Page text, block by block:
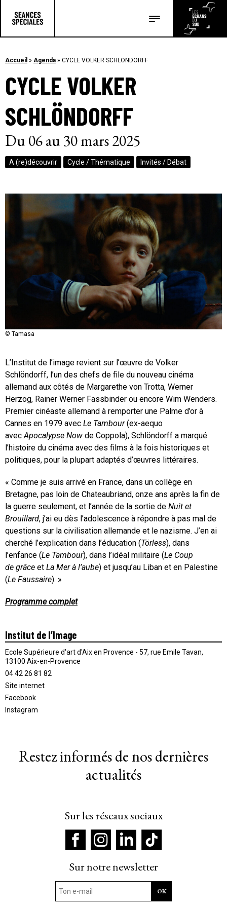
Les articles
Accueil » Agenda » CYCLE VOLKER SCHLÖNDORFF
CYCLE VOLKER
SCHLÖNDORFF
Du 06 au 30 mars 2025
A (re)découvrir Cycle / Thématique Invités / Débat
© Tamasa
© Tamasa
L’Institut de l’image revient sur l’œuvre de Volker
Schlöndorff, l’un des chefs de file du nouveau cinéma
allemand aux côtés de Margarethe von Trotta, Werner
Herzog, Rainer Werner Fassbinder ou encore Wim Wenders.
Premier cinéaste allemand à remporter une Palme d’or à
Cannes en 1979 avec Le Tambour(ex-aequo
avec Apocalypse Now de Coppola), Schlöndorff a marqué
l’histoire du cinéma avec des films à la fois historiques et
politiques, pour la plupart adaptés d’œuvres littéraires.
« Comme je suis arrivé en France, dans un collège en
Bretagne, pas loin de Chateaubriand, onze ans après la fin de
la guerre seulement, et l’année de la sortie de Nuit et
Brouillard, j’ai eu dès l’adolescence à répondre à pas mal de
questions sur la civilisation allemande et le nazisme. J’en ai
cherché l’explication dans l’éducation (Törless), dans
l’enfance (Le Tambour), dans l’idéal militaire (Le Coup
de grâce et La Mer à l’aube) et jusqu’au Liban et en Palestine
(Le Faussaire). »
Programme complet
Institut de l’Image
Ecole Supérieure d'art d'Aix en Provence - 57, rue Emile Tavan,
13100 Aix-en-Provence
04 42 26 81 82
Site internet
Facebook
Instagram
Restez informés de nos dernières
actualités
Sur les réseaux sociaux
Sur notre newsletter